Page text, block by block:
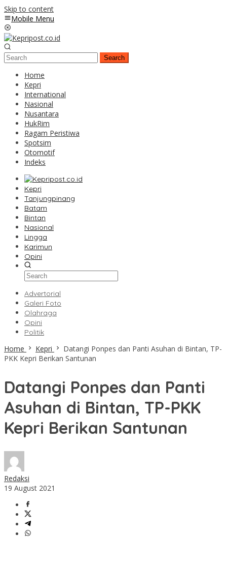
Skip to content
Mobile Menu
Search
Home
Kepri
International
Nasional
Nusantara
HukRim
Ragam Peristiwa
Spotsim
Otomotif
Indeks
Kepri
Tanjungpinang
Batam
Bintan
Nasional
Lingga
Karimun
Opini
Advertorial
Galeri Foto
Olahraga
Opini
Politik
Home Kepri
Datangi Ponpes dan Panti Asuhan di Bintan, TP-
PKK Kepri Berikan Santunan
Datangi Ponpes dan Panti
Asuhan di Bintan, TP-PKK
Kepri Berikan Santunan
Redaksi
19 August 2021